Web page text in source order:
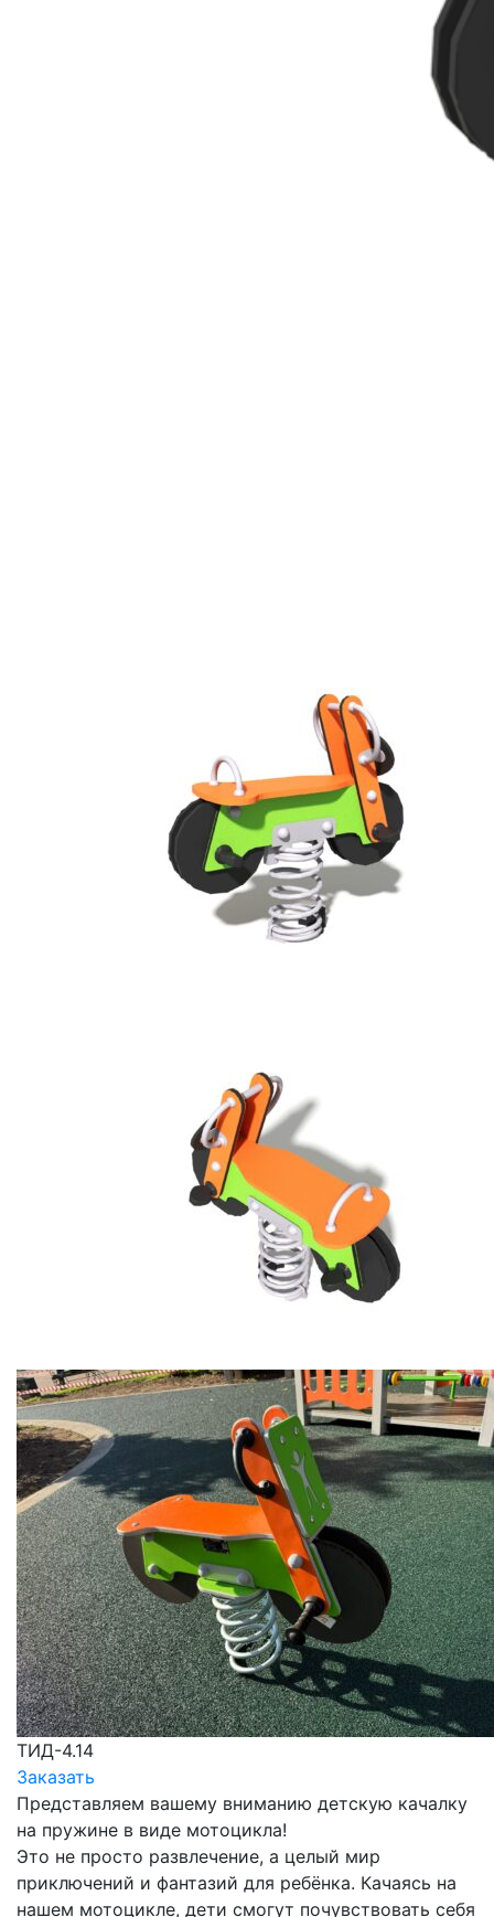
ТИД-4.14
Заказать
Представляем вашему вниманию детскую качалку
на пружине в виде мотоцикла!
Это не просто развлечение, а целый мир
приключений и фантазий для ребёнка. Качаясь на
нашем мотоцикле, дети смогут почувствовать себя